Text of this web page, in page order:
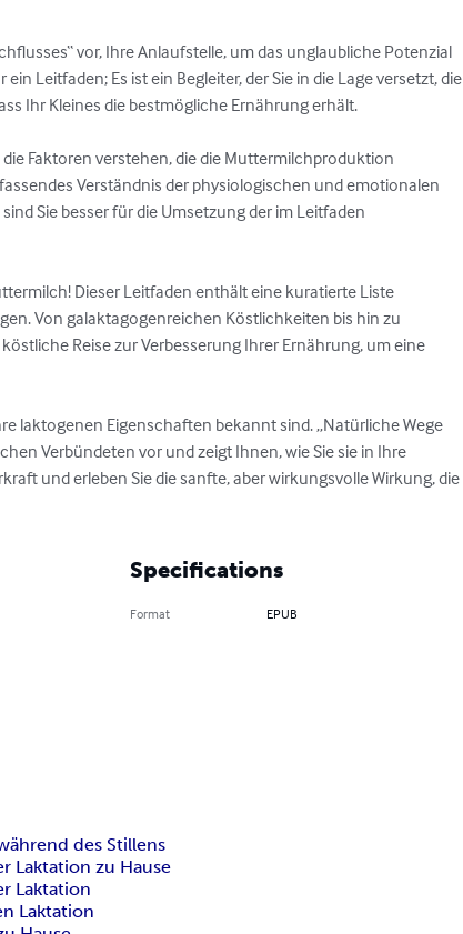
vor, Ihre Anlaufstelle, um das unglaubliche Potenzial
Leitfaden; Es ist ein Begleiter, der Sie in die Lage versetzt, die
Ihr Kleines die bestmögliche Ernährung erhält.
Faktoren verstehen, die die Muttermilchproduktion
Verständnis der physiologischen und emotionalen
Sie besser für die Umsetzung der im Leitfaden
Dieser Leitfaden enthält eine kuratierte Liste
Von galaktagogenreichen Köstlichkeiten bis hin zu
Reise zur Verbesserung Ihrer Ernährung, um eine
laktogenen Eigenschaften bekannt sind. „Natürliche Wege
Verbündeten vor und zeigt Ihnen, wie Sie sie in Ihre
und erleben Sie die sanfte, aber wirkungsvolle Wirkung, die
Specifications
Format EPUB
des Stillens
Laktation zu Hause
Laktation
Laktation